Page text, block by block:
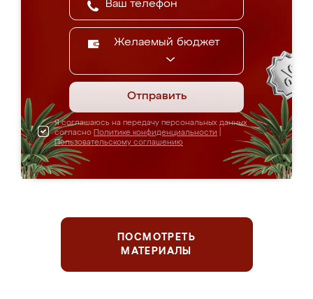
Желаемый бюджет
Отправить
Я соглашаюсь на передачу персональных данных
согласно Политике конфиденциальности
Пользовательскому соглашению
ПОСМОТРЕТЬ
МАТЕРИАЛЫ